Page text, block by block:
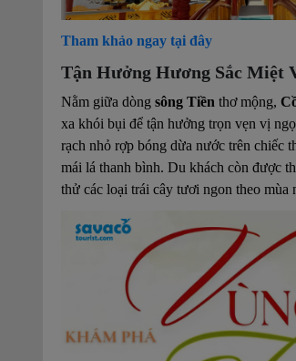
Tham khảo ngay tại đây
Tận Hưởng Hương Sắc Miệt
Nằm giữa dòng sông Tiền thơ mộng,
xa khói bụi để tận hưởng trọn vẹn vị
rạch nhỏ rợp bóng dừa nước trên chiếc
mái lá thanh bình. Du khách còn được
thử các loại trái cây tươi ngon theo mùa